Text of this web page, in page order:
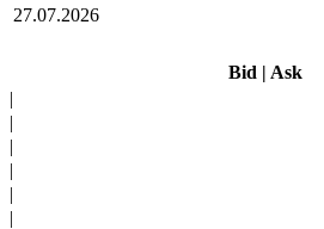
27.07.2026
Bid | Ask
|
|
|
|
|
|